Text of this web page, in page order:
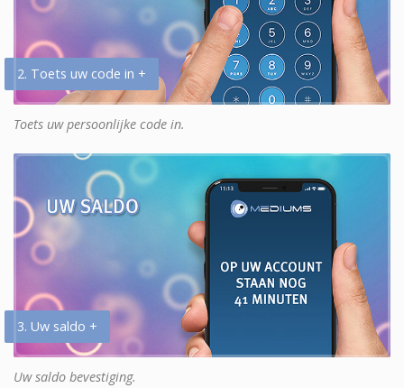
2. Toets uw code in +
Toets uw persoonlijke code in.
3. Uw saldo +
Uw saldo bevestiging.